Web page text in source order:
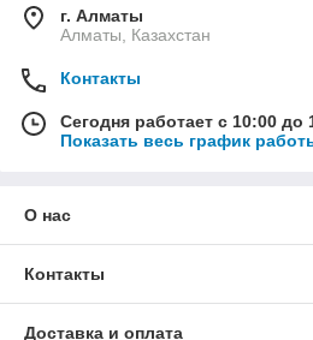
г. Алматы
Алматы, Казахстан
Контакты
Сегодня работает с 10:00 до
Показать весь график
О нас
Контакты
Доставка и оплата